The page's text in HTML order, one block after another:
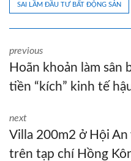
SAI LẦM ĐẦU TƯ BẤT ĐỘNG SẢN
previous
Hoãn khoản làm sân
tiền “kích” kinh tế
next
Villa 200m2 ở Hội
trên tạp chí Hồng